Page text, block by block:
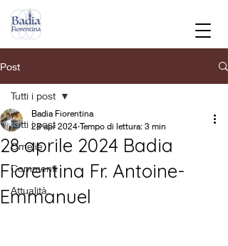
Post
Tutti i post
Omelie
Commenti
Attualità
Tutti i post
28 aprile 2024 Badia
Fiorentina Fr. Antoine-
Emmanuel
Badia Fiorentina
28 apr 2024 Tempo di lettura: 3 min